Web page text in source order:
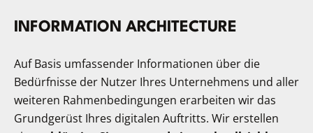
INFORMATION ARCHITECTURE
Auf Basis umfassender Informationen über die
Bedürfnisse der Nutzer Ihres Unternehmens und aller
weiteren Rahmenbedingungen erarbeiten wir das
Grundgerüst Ihres digitalen Auftritts. Wir erstellen